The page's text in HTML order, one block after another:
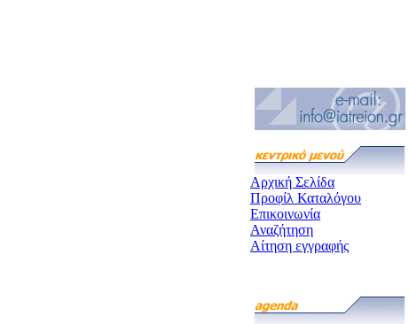
Αρχική Σελίδα
Προφίλ Καταλόγου
Επικοινωνία
Αναζήτηση
Αίτηση εγγραφής